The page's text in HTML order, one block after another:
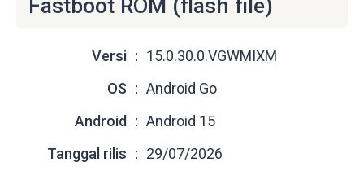
Fastboot ROM (flash file)
Versi
15.0.30.0.VGWMIXM
OS
Android Go
Android
Android 15
Tanggal rilis
29/07/2026